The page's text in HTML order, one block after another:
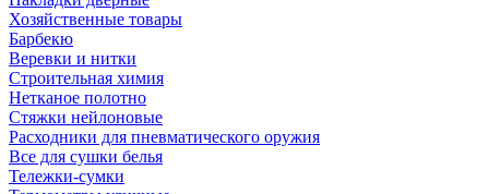
Хозяйственные товары
Барбекю
Веревки и нитки
Строительная химия
Нетканое полотно
Стяжки нейлоновые
Расходники для пневматического оружия
Все для сушки белья
Тележки-сумки